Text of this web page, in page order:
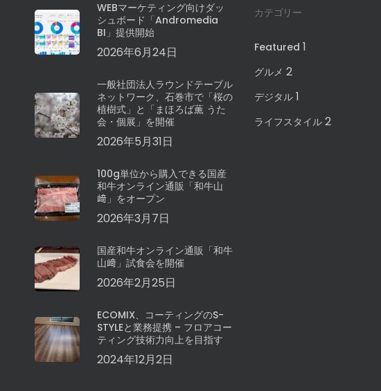
WEBマーケティング向けダッ
シュボード「Andromedia
BI」提供開始
2026年6月24日
一般社団法人ラウンドテーブル
ネットワーク、石巻市で「桜の
植樹式」と「まほろば薫 うた
会・個展」を開催
2026年5月31日
100g単位から購入できる国産
和牛オンライン通販「和牛山
﨑」をオープン
2026年3月7日
国産和牛オンライン通販「和牛
山﨑」試食会を開催
2026年2月25日
ECOMIX、コーティングのS-
STYLEと業務提携 – フロアコー
ティング技術力向上を目指す
2024年12月2日
カテゴリー
Featured 1
グルメ 2
デジタル 1
ライフスタイル 2